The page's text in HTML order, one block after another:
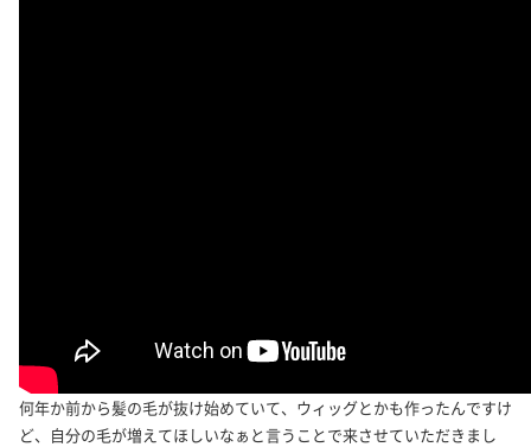
何年か前から髪の毛が抜け始めていて、ウィッグとかも作ったんですけ
ど、自分の毛が増えてほしいなぁと言うことで来させていただきまし